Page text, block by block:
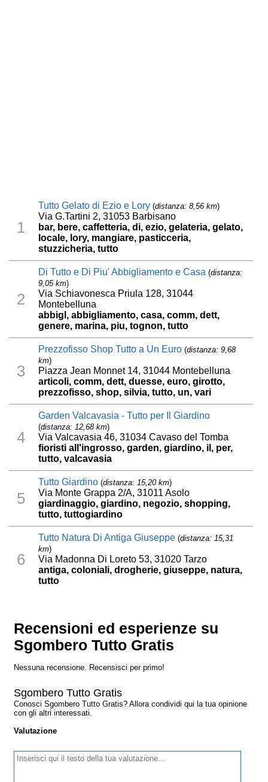
1
Tutto Gelato di Ezio e Lory (distanza: 8,56 km)
Via G.Tartini 2, 31053 Barbisano
bar, bere, caffetteria, di, ezio, gelateria, gelato,
locale, lory, mangiare, pasticceria,
stuzzicheria, tutto
2
Di Tutto e Di Piu' Abbigliamento e Casa (distanza:
9,05 km)
Via Schiavonesca Priula 128, 31044
Montebelluna
abbigl, abbigliamento, casa, comm, dett,
genere, marina, piu, tognon, tutto
3
Prezzofisso Shop Tutto a Un Euro (distanza: 9,68
km)
Piazza Jean Monnet 14, 31044 Montebelluna
articoli, comm, dett, duesse, euro, girotto,
prezzofisso, shop, silvia, tutto, un, vari
4
Garden Valcavasia - Tutto per Il Giardino
(distanza: 12,68 km)
Via Valcavasia 46, 31034 Cavaso del Tomba
fioristi all'ingrosso, garden, giardino, il, per,
tutto, valcavasia
5
Tutto Giardino (distanza: 15,20 km)
Via Monte Grappa 2/A, 31011 Asolo
giardinaggio, giardino, negozio, shopping,
tutto, tuttogiardino
6
Tutto Natura Di Antiga Giuseppe (distanza: 15,31
km)
Via Madonna Di Loreto 53, 31020 Tarzo
antiga, coloniali, drogherie, giuseppe, natura,
tutto
Recensioni ed esperienze su
Sgombero Tutto Gratis
Nessuna recensione. Recensisci per primo!
Sgombero Tutto Gratis
Conosci Sgombero Tutto Gratis? Allora condividi qui la tua opinione
con gli altri interessati.
Valutazione